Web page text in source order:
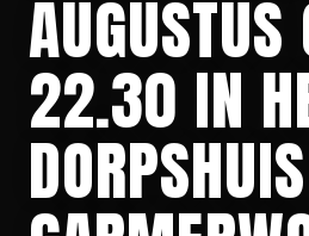
AUGUSTUS
22.30 IN